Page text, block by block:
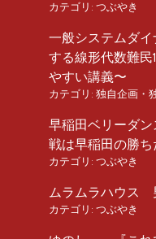
カテゴリ: つぶやき
一般システムダ
する線形代数難
やすい講義〜
カテゴリ: 独自企画・
早稲田ベリーダ
戦は早稲田の勝ち
カテゴリ: つぶやき
ムラムラハウス
カテゴリ: つぶやき